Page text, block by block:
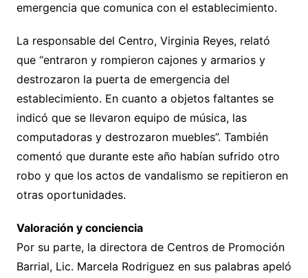
emergencia que comunica con el establecimiento.
La responsable del Centro, Virginia Reyes, relató
que “entraron y rompieron cajones y armarios y
destrozaron la puerta de emergencia del
establecimiento. En cuanto a objetos faltantes se
indicó que se llevaron equipo de música, las
computadoras y destrozaron muebles”. También
comentó que durante este año habían sufrido otro
robo y que los actos de vandalismo se repitieron en
otras oportunidades.
Valoración y conciencia
Por su parte, la directora de Centros de Promoción
Barrial, Lic. Marcela Rodriguez en sus palabras apeló